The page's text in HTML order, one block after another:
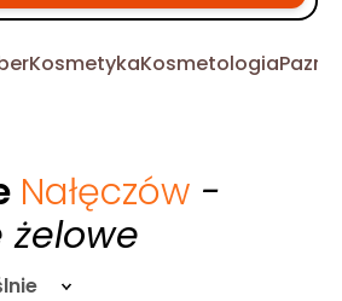
KosmetykaKosmetologia
Nałęczów -
żelowe